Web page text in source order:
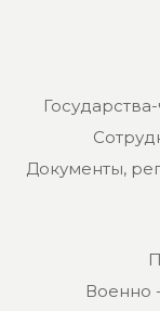
Документы,
Военно